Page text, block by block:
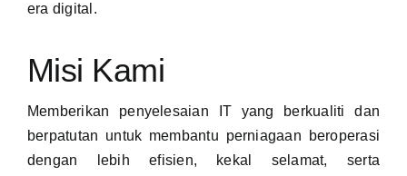
era digital.
Misi Kami
Memberikan penyelesaian IT yang berkualiti dan
berpatutan untuk membantu perniagaan beroperasi
dengan lebih efisien, kekal selamat, serta